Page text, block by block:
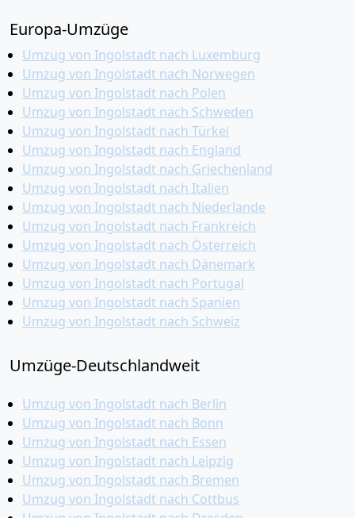
Europa-Umzüge
Umzug von Ingolstadt nach Luxemburg
Umzug von Ingolstadt nach Norwegen
Umzug von Ingolstadt nach Polen
Umzug von Ingolstadt nach Schweden
Umzug von Ingolstadt nach Türkei
Umzug von Ingolstadt nach England
Umzug von Ingolstadt nach Griechenland
Umzug von Ingolstadt nach Italien
Umzug von Ingolstadt nach Niederlande
Umzug von Ingolstadt nach Frankreich
Umzug von Ingolstadt nach Österreich
Umzug von Ingolstadt nach Dänemark
Umzug von Ingolstadt nach Portugal
Umzug von Ingolstadt nach Spanien
Umzug von Ingolstadt nach Schweiz
Umzüge-Deutschlandweit
Umzug von Ingolstadt nach Berlin
Umzug von Ingolstadt nach Bonn
Umzug von Ingolstadt nach Essen
Umzug von Ingolstadt nach Leipzig
Umzug von Ingolstadt nach Bremen
Umzug von Ingolstadt nach Cottbus